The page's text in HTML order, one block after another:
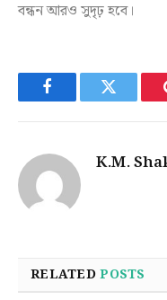
বন্ধন আরও সুদৃঢ় হবে।
FacebookTwitter
K.M.
RELATEDPOSTS